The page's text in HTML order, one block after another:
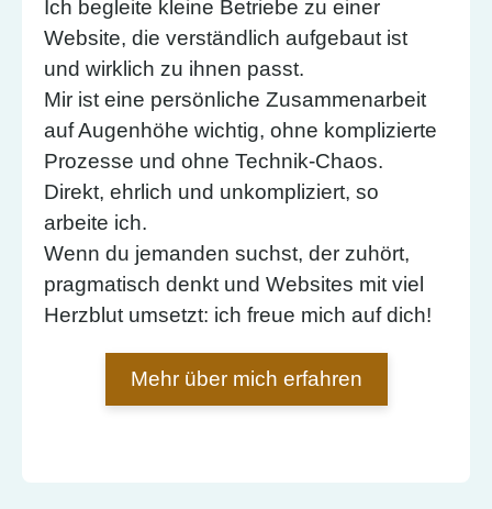
Ich begleite kleine Betriebe zu einer
Website, die verständlich aufgebaut ist
und wirklich zu ihnen passt.
Mir ist eine persönliche Zusammenarbeit
auf Augenhöhe wichtig, ohne komplizierte
Prozesse und ohne Technik-Chaos.
Direkt, ehrlich und unkompliziert, so
arbeite ich.
Wenn du jemanden suchst, der zuhört,
pragmatisch denkt und Websites mit viel
Herzblut umsetzt: ich freue mich auf dich!
Mehr über mich erfahren